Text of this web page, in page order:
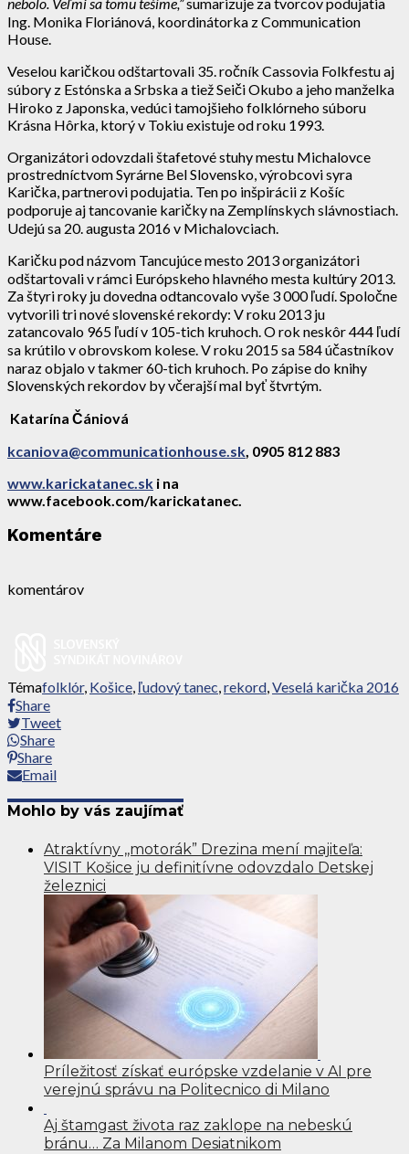
Ing. Monika Floriánová, koordinátorka z Communication
House.
Veselou karičkou odštartovali 35. ročník Cassovia Folkfestu aj
súbory z Estónska a Srbska a tiež Seiči Okubo a jeho manželka
Hiroko z Japonska, vedúci tamojšieho folklórneho súboru
Krásna Hôrka, ktorý v Tokiu existuje od roku 1993.
Organizátori odovzdali štafetové stuhy mestu Michalovce
prostredníctvom Syrárne Bel Slovensko, výrobcovi syra
Karička, partnerovi podujatia. Ten po inšpirácii z Košíc
podporuje aj tancovanie karičky na Zemplínskych slávnostiach.
Udejú sa 20. augusta 2016 v Michalovciach.
Karičku pod názvom Tancujúce mesto 2013 organizátori
odštartovali v rámci Európskeho hlavného mesta kultúry 2013.
Za štyri roky ju dovedna odtancovalo vyše 3 000 ľudí. Spoločne
vytvorili tri nové slovenské rekordy: V roku 2013 ju
zatancovalo 965 ľudí v 105-tich kruhoch. O rok neskôr 444 ľudí
sa krútilo v obrovskom kolese. V roku 2015 sa 584 účastníkov
naraz objalo v takmer 60-tich kruhoch. Po zápise do knihy
Slovenských rekordov by včerajší mal byť štvrtým.
Katarína Čániová
kcaniova@communicationhouse.sk , 0905 812 883
www.karickatanec.sk i na
www.facebook.com/karickatanec.
Komentáre
komentárov
Témafolklór, Košice, ľudový tanec,rekord,Veselá karička 2016
Share
Tweet
Share
Share
Email
Mohlo by vás zaujímať
Atraktívny ,,motorák” Drezina mení majiteľa:
VISIT Košice ju definitívne odovzdalo Detskej
železnici
Príležitosť získať európske vzdelanie v AI pre
verejnú správu na Politecnico di Milano
Aj štamgast života raz zaklope na nebeskú
bránu… Za Milanom Desiatnikom